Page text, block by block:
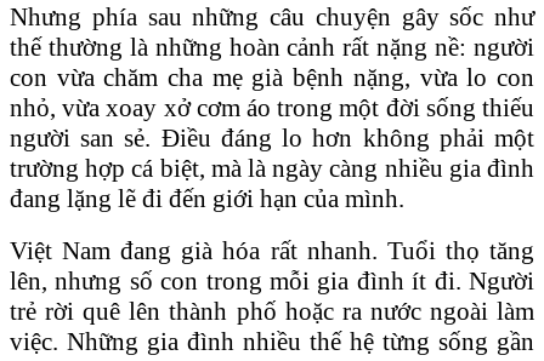
Nhưng phía sau những câu chuyện gây sốc như
thế thường là những hoàn cảnh rất nặng nề: người
con vừa chăm cha mẹ già bệnh nặng, vừa lo con
nhỏ, vừa xoay xở cơm áo trong một đời sống thiếu
người san sẻ. Điều đáng lo hơn không phải một
trường hợp cá biệt, mà là ngày càng nhiều gia đình
đang lặng lẽ đi đến giới hạn của mình.
Việt Nam đang già hóa rất nhanh. Tuổi thọ tăng
lên, nhưng số con trong mỗi gia đình ít đi. Người
trẻ rời quê lên thành phố hoặc ra nước ngoài làm
việc. Những gia đình nhiều thế hệ từng sống gần